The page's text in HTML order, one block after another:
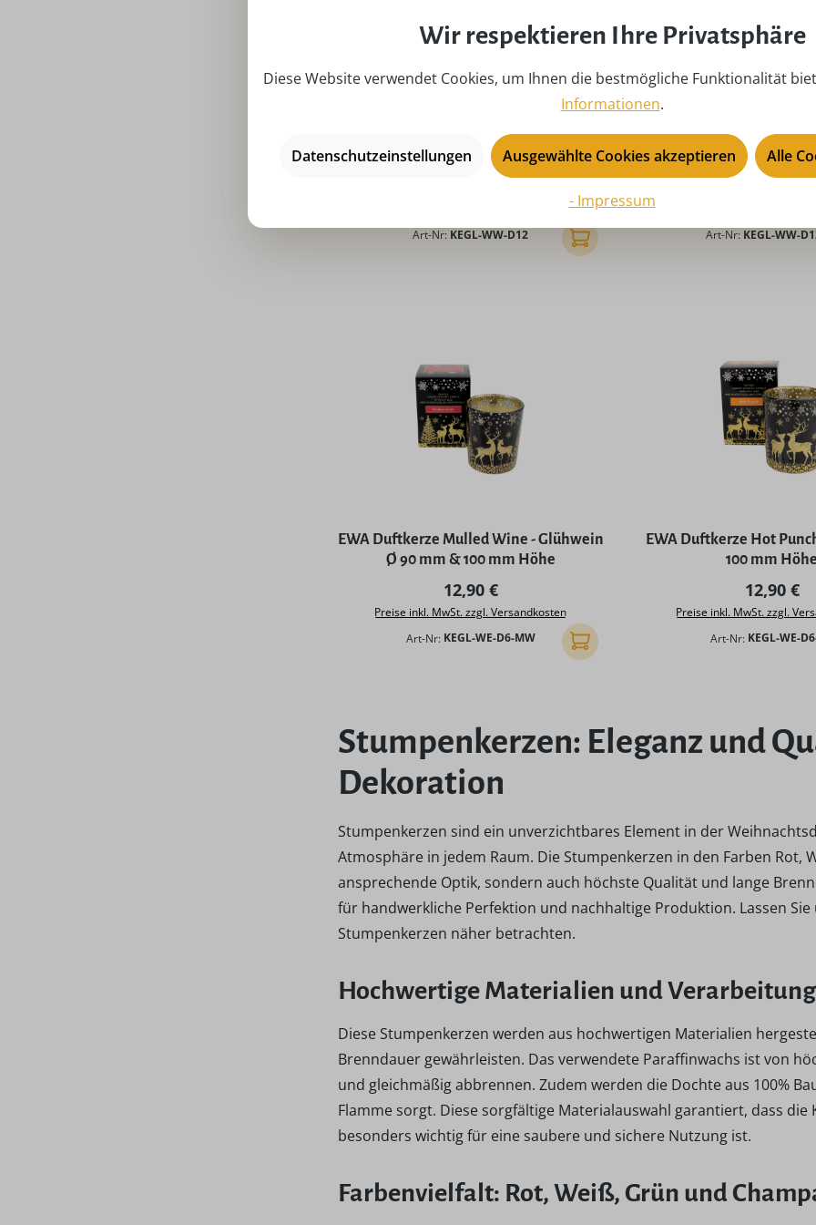
EWA Duftkerze Wood Wick - Sandelholz
Ø 80 mm x 90 mm Höhe
Art-Nr: KEGL-WW-D12 In den Warenkorb
EWA Duftkerze Wood
Ø 80 mm x 90 mm
Art-Nr: KEGL-WW-
EWA Duftkerze Mulled Wine - Glühwein
Ø 90 mm & 100 mm Höhe
Regulärer Preis:
12,90 €
Preise inkl. MwSt. zzgl. Versandkosten
Art-Nr: KEGL-WE-D6-MW In den Warenkorb
EWA Duftkerze Hot
100 mm Höhe
Regulärer
12,90 €
Preise inkl. MwSt. zzgl.
Art-Nr: KEGL-WE-
Stumpenkerzen: Eleganz und
Dekoration
Stumpenkerzen sind ein unverzichtbares Element in der
Atmosphäre in jedem Raum. Die Stumpenkerzen in den Farben
ansprechende Optik, sondern auch höchste Qualität und lange
für handwerkliche Perfektion und nachhaltige Produktion. Lassen
Stumpenkerzen näher betrachten.
Hochwertige Materialien und Verarbeitung
Diese Stumpenkerzen werden aus hochwertigen Materialien
Brenndauer gewährleisten. Das verwendete Paraffinwachs ist von
und gleichmäßig abbrennen. Zudem werden die Dochte aus 100%
Flamme sorgt. Diese sorgfältige Materialauswahl garantiert, dass
besonders wichtig für eine saubere und sichere Nutzung ist.
Farbenvielfalt: Rot, Weiß, Grün und
Wir respektieren Ihre Privatsphäre
Diese Website verwendet Cookies, um Ihnen die bestmögliche Funktionalität
Informationen.
Datenschutzeinstellungen Ausgewählte Cookies akzeptieren Alle
- Impressum